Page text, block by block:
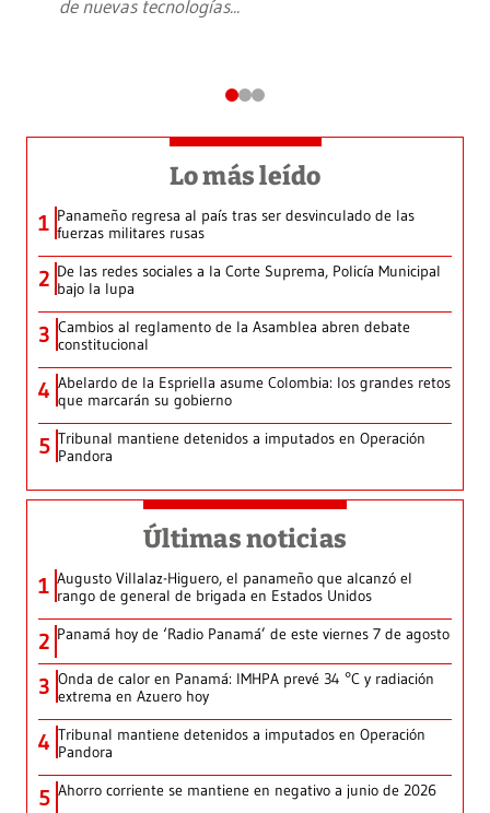
de nuevas tecnologías...
Lo más leído
1 Panameño regresa al país tras ser desvinculado de las
fuerzas militares rusas
2 De las redes sociales a la Corte Suprema, Policía Municipal
bajo la lupa
3 Cambios al reglamento de la Asamblea abren debate
constitucional
4 Abelardo de la Espriella asume Colombia: los grandes retos
que marcarán su gobierno
5 Tribunal mantiene detenidos a imputados en Operación
Pandora
Últimas noticias
1 Augusto Villalaz-Higuero, el panameño que alcanzó el
rango de general de brigada en Estados Unidos
2 Panamá hoy de ‘Radio Panamá’ de este viernes 7 de agosto
3 Onda de calor en Panamá: IMHPA prevé 34 °C y radiación
extrema en Azuero hoy
4 Tribunal mantiene detenidos a imputados en Operación
Pandora
5 Ahorro corriente se mantiene en negativo a junio de 2026